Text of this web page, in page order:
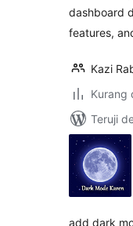
dashboard
features,
Kazi
Kurang
Teruji
add dark